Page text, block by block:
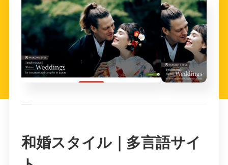
和婚スタイル｜多言語サイ